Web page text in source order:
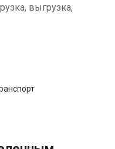
выгрузка,